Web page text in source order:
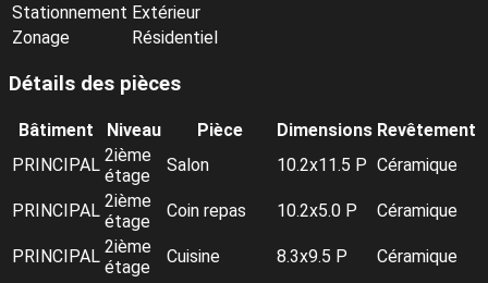
Stationnement Extérieur
Zonage
Résidentiel
Détails des pièces
Bâtiment Niveau Pièce Dimensions Revêtement
PRINCIPAL 2ième
étage
Salon 10.2x11.5 P Céramique
PRINCIPAL 2ième
étage
Coin repas 10.2x5.0 P Céramique
PRINCIPAL 2ième
étage
Cuisine 8.3x9.5 P Céramique